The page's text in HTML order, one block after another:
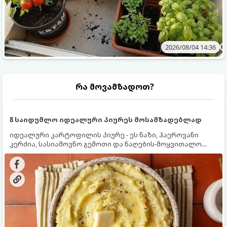
2026/08/04 14:36
რა მოვამზადოთ?
8 საიდუმლო იდეალური პიურეს მოსამზადებლად
იდეალური კარტოფილის პიურე - ეს ნაზი, ჰაეროვანი
კერძია, სასიამოვნო გემოთი და ნაღების-მოყვითალო
ფერით. მისი მომზადება ძალიან მარტივია, მაგრამ
არსებობს რამდენიმე საიდუმლო, რომლებიც უნდა
იცოდეთ, რომ პიურე იდეალურად გემრიელი გამოვიდეს.